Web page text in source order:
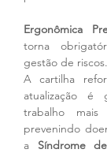
Ergonômica
torna
gestão de riscos.
A cartilha
atualização é
trabalho mais
prevenindo
a Síndrome